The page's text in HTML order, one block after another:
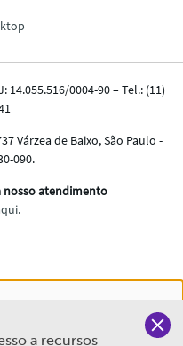
navega no nosso site,
a recursos